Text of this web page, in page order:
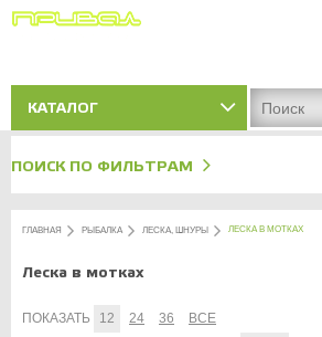
КАТАЛОГ
ПОИСК ПО ФИЛЬТРАМ
ГЛАВНАЯ РЫБАЛКА ЛЕСКА, ШНУРЫ ЛЕСКА В МОТКАХ
Леска в мотках
ПОКАЗАТЬ 12 24 36
ВСЕ